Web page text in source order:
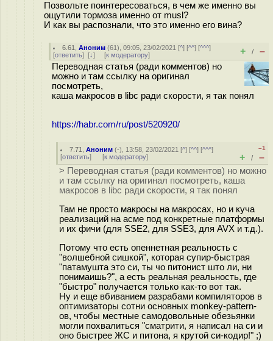
Позвольте поинтересоваться, в чем же именно вы
ощутили тормоза именно от musl?
И как вы распознали, что это именно его вина?
6.61 ,Аноним (61), 09:05, 23/02/2021 [^] [^^] [^^^]
[ответить] [↓] [к модератору] + / –
Переводная статья (ради комментов) но
можно и там ссылку на оригинал
посмотреть,
каша макросов в libc ради скорости, я так понял
https://habr.com/ru/post/520920/
7.71 ,Аноним (-), 13:58, 23/02/2021 [^] [^^] [^^^]
[ответить] [к модератору]
–1
+ / –
> Переводная статья (ради комментов) но можно
и там ссылку на оригинал посмотреть, каша
макросов в libc ради скорости, я так понял
Там не просто макросы на макросах, но и куча
реализаций на асме под конкретные платформы
и их фичи (для SSE2, для SSE3, для AVX и т.д.).
Потому что есть опеннетная реальность с
"волшебной сишкой", которая супир-быстрая
"патамушта это си, ты чо питонист што ли, ни
понимаишь?", а есть реальная реальность, где
"быстро" получается только как-то вот так.
Ну и еще вбиванием разрабами компиляторов в
оптимизаторы сотни основных monkey-pattern-
ов, чтобы местные самодовольные обезьянки
могли похвалиться "сматрити, я написал на си и
оно быстрее ЖС и питона, я крутой си-кодир!" ;)